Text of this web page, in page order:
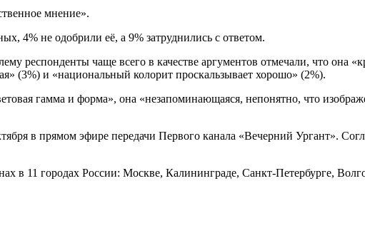
мнение».
4% не одобрили её, а 9% затруднились с ответом.
чаще всего в качестве аргументов отмечали, что она
(3%) и «национальный колорит проскальзывает хорошо» (2%).
гамма и форма», она «незапоминающаяся, непонятно, что
в прямом эфире передачи Первого канала «Вечерний Ургант».
в 11 городах России: Москве, Калининграде, Санкт-Петербурге,